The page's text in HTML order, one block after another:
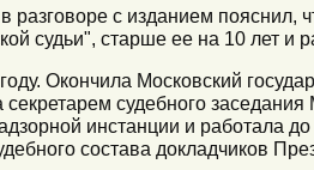
с изданием пояснил,
судьи", старше ее на 10 лет и
Окончила Московский
судебного
инстанции и работала
состава докладчиков